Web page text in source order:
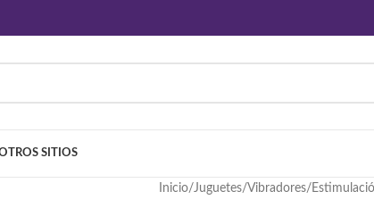
SITIOS
Inicio/Juguetes/Vibradores/